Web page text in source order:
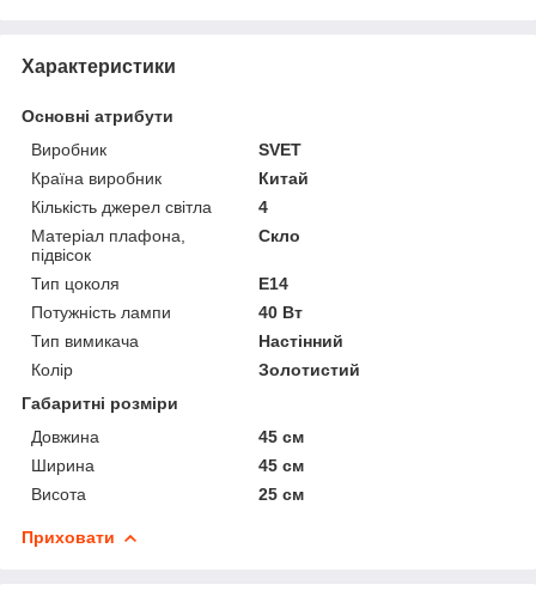
Характеристики
Основні атрибути
Виробник
SVET
Країна виробник
Китай
Кількість джерел світла
4
Матеріал плафона,
підвісок
Скло
Тип цоколя
E14
Потужність лампи
40 Вт
Тип вимикача
Настінний
Колір
Золотистий
Габаритні розміри
Довжина
45 см
Ширина
45 см
Висота
25 см
Приховати